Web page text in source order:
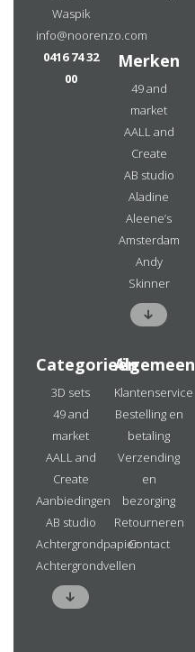
Waspik
info@noorenzo.com
0416 74 32
00
Merken
49 and
market
AALL and
Create
AB studio
Aladine
Aleene’s
Amsterdam
Andy
Skinner
Categorieën
3D sets
49 and
market
AALL and
Create
Aanbiedingen
AB studio
Achtergrondpapier
Achtergrondvellen
Algemeen
Klantenservice
Bestelling en
betaling
Verzending
en
bezorging
Retourneren
Contact